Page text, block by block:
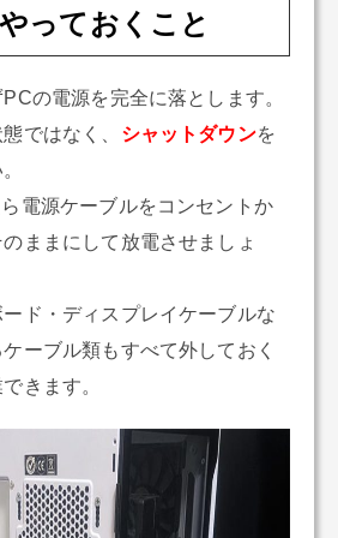
っておくこと
の電源を完全に落とします。
ではなく、 シャットダウンを
電源ケーブルをコンセントか
ままにして放電させましょ
ド・ディスプレイケーブルな
ーブル類もすべて外しておく
きます。